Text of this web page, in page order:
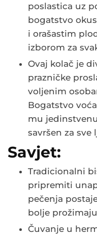
poslastica uz
bogatstvo
i orašastim
izborom za
Ovaj kolač je
prazničke
voljenim
Bogatstvo
mu
savršen za sve
Savjet:
Tradicionalni
pripremiti
pečenja
bolje
Čuvanje u